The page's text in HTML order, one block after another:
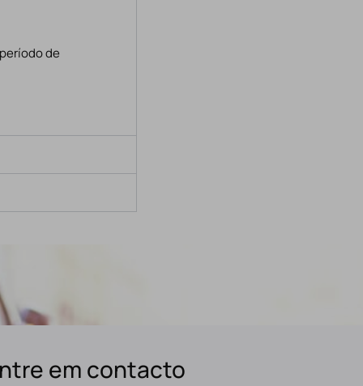
de
em contacto